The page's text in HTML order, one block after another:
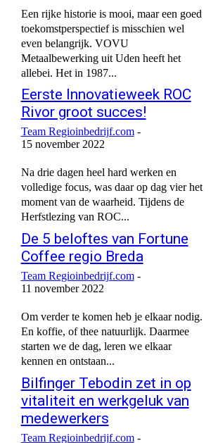
Een rijke historie is mooi, maar een goed
toekomstperspectief is misschien wel
even belangrijk. VOVU
Metaalbewerking uit Uden heeft het
allebei. Het in 1987...
Eerste Innovatieweek ROC
Rivor groot succes!
Team Regioinbedrijf.com -
15 november 2022
Na drie dagen heel hard werken en
volledige focus, was daar op dag vier het
moment van de waarheid. Tijdens de
Herfstlezing van ROC...
De 5 beloftes van Fortune
Coffee regio Breda
Team Regioinbedrijf.com -
11 november 2022
Om verder te komen heb je elkaar nodig.
En koffie, of thee natuurlijk. Daarmee
starten we de dag, leren we elkaar
kennen en ontstaan...
Bilfinger Tebodin zet in op
vitaliteit en werkgeluk van
medewerkers
Team Regioinbedrijf.com -